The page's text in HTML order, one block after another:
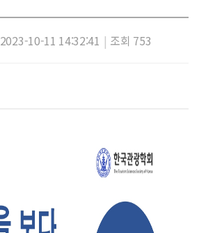
2023-10-11 14:32:41 | 조회 753